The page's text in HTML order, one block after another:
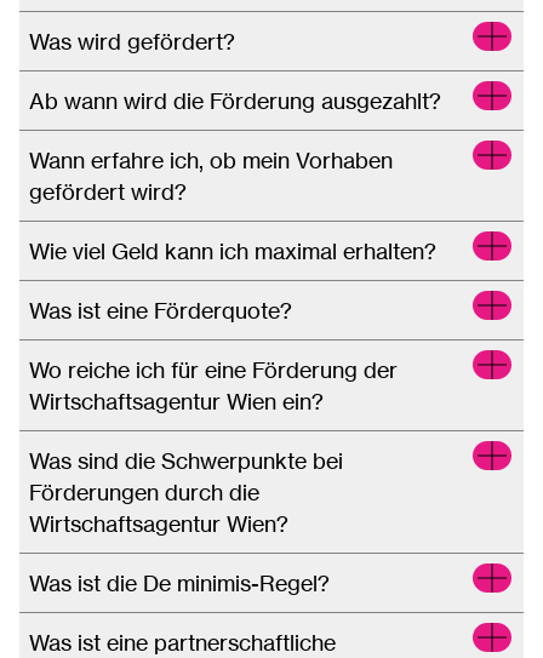
Was wird gefördert?
Ab wann wird die Förderung ausgezahlt?
Wann erfahre ich, ob mein Vorhaben
gefördert wird?
Wie viel Geld kann ich maximal erhalten?
Was ist eine Förderquote?
Wo reiche ich für eine Förderung der
Wirtschaftsagentur Wien ein?
Was sind die Schwerpunkte bei
Förderungen durch die
Wirtschaftsagentur Wien?
Was ist die De minimis-Regel?
Was ist eine partnerschaftliche